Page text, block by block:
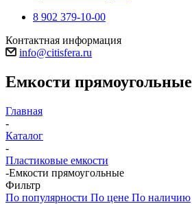
8 902 379-10-00
Контактная информация
info@citisfera.ru
Емкости прямоугольные
Главная
-
Каталог
-
Пластиковые емкости
-Емкости прямоугольные
Фильтр
По популярности По цене По наличию